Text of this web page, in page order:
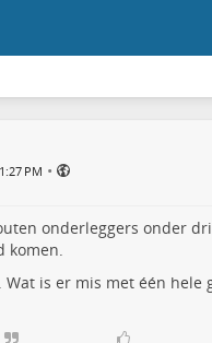
PM •
onderleggers onder
komen.
is er mis met één